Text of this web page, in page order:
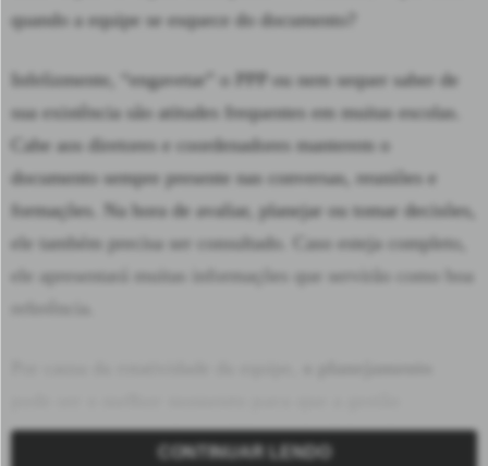
quando a equipe se esquece do documento?
Infelizmente, “engavetar” o PPP ou nem sequer saber de
sua existência são atitudes frequentes em muitas escolas.
Cabe aos diretores e coordenadores manterem o
documento sempre presente nas conversas, reuniões e
formações. Na hora de avaliar, planejar ou tomar decisões,
ele também precisa ser consultado. Caso esteja completo,
ele apresentará muitas informações que servirão como boa
(re)apresente o projeto político-pedagógico.Conforme
CONTINUAR LENDO